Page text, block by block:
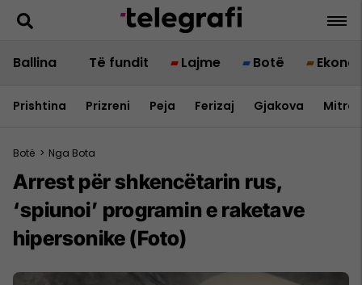
Ballina Të fundit Lajme Botë
Prishtina Prizreni Peja Ferizaj Gjakova
Botë > Nga Bota
Arrest për shkencëtarin rus,
‘spiunoi’ programin e raketave
hipersonike (Foto)